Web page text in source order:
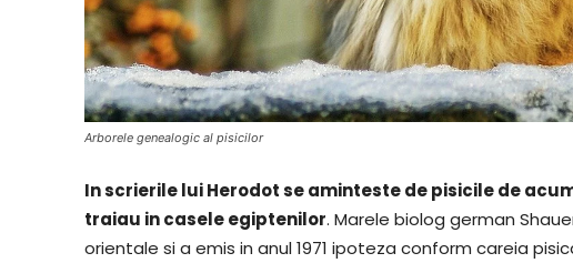
Arborele genealogic al pisicilor
In scrierile lui Herodot se aminteste de pisicile de
traiau in casele egiptenilor. Marele biolog german
orientale si a emis in anul 1971 ipoteza conform careia